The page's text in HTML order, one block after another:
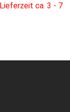
ca. 3 - 7